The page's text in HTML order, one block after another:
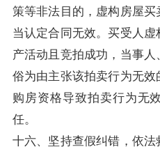
策等非法目的，虚构房屋
当认定合同无效。买受人
产活动且竞拍成功，当事
俗为由主张该拍卖行为无
购房资格导致拍卖行为无
任。
十六、坚持查假纠错，依